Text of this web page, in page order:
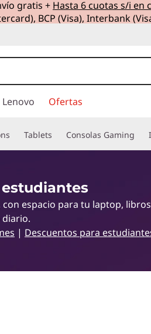
gratis + Hasta 6 cuotas s/i en
BCP (Visa), Interbank
Ofertas
Tablets Consolas Gaming
espacio para tu laptop,
diario.
| Descuentos para